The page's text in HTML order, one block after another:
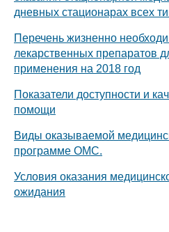
дневных стационарах всех
Перечень жизненно
лекарственных препаратов
применения на 2018 год
Показатели доступности и
помощи
Виды оказываемой
программе ОМС.
Условия оказания
ожидания